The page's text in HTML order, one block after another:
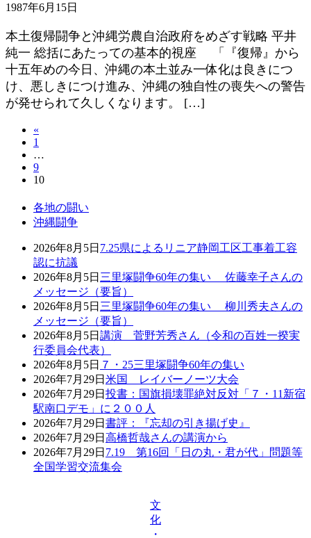
1987年6月15日
本土復帰闘争と沖縄労農自治政府をめざす戦略 平井
純一 総括にあたっての基本的視座 「『復帰』から
十五年めの今日、沖縄の本土並み一体化は良きにつ
け、悪しきにつけ進み、沖縄の独自性の喪失への警告
が発せられて久しくなります。 […]
«
固
定
ペ
ー
ジ
1
…
固
定
ー
ジ
9
固
ペ
ー
10
各地の闘い
沖縄闘争
2026年8月5日 7.25県によるリニア静岡工区工事着工容
認に抗議
2026年8月5日 三里塚闘争60年の集い 佐藤幸子さんの
メッセージ（要旨）
2026年8月5日 三里塚闘争60年の集い 柳川秀夫さんの
メッセージ（要旨）
2026年8月5日 講演 菅野芳秀さん（令和の百姓一揆実
行委員会代表）
2026年8月5日 ７・25三里塚闘争60年の集い
2026年7月29日 米国 レイバーノーツ大会
2026年7月29日 投書：国旗損壊罪絶対反対「７・11新宿
駅南口デモ」に２００人
2026年7月29日 書評：『忘却の引き揚げ史』
2026年7月29日 高橋哲哉さんの講演から
2026年7月29日 7.19 第16回「日の丸・君が代」問題等
全国学習交流集会
文
化
・